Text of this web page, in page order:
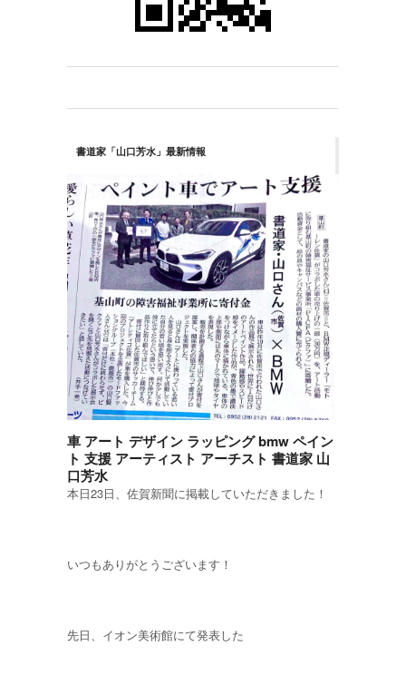
書道家「山口芳水」最新情報
車 アート デザイン ラッピング bmw ペイン
ト 支援 アーティスト アーチスト 書道家 山
口芳水
本日23日、佐賀新聞に掲載していただきました！
いつもありがとうございます！
先日、イオン美術館にて発表した